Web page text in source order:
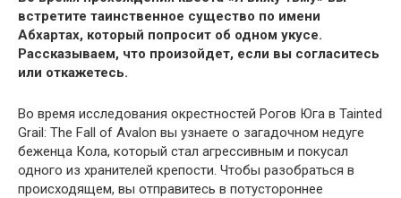
встретите таинственное существо по имени
Абхартах, который попросит об одном укусе.
Рассказываем, что произойдет, если вы согласитесь
или откажетесь.
Во время исследования окрестностей Рогов Юга в Tainted
Grail: The Fall of Avalon вы узнаете о загадочном недуге
беженца Кола, который стал агрессивным и покусал
одного из хранителей крепости. Чтобы разобраться в
происходящем, вы отправитесь в потустороннее